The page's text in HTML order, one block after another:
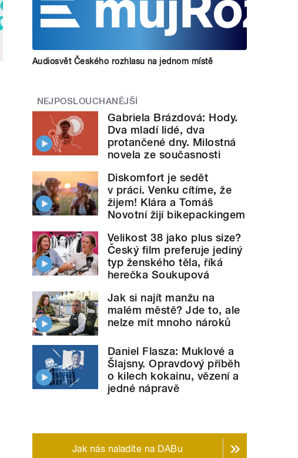
Audiosvět Českého rozhlasu na jednom místě
NEJPOSLOUCHANĚJŠÍ
Gabriela Brázdová: Hody.
Dva mladí lidé, dva
protančené dny. Milostná
novela ze současnosti
Diskomfort je sedět
v práci. Venku cítíme, že
žijem! Klára a Tomáš
Novotní žijí bikepackingem
Velikost 38 jako plus size?
Český film preferuje jediný
typ ženského těla, říká
herečka Soukupová
Jak si najít manžu na
malém městě? Jde to, ale
nelze mít mnoho nároků
Daniel Flasza: Muklové a
Šlajsny. Opravdový příběh
o kilech kokainu, vězení a
jedné nápravě
Jak nás naladíte na DABu